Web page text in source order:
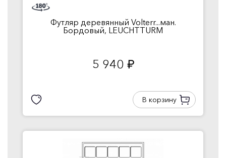
Футляр деревянный Volterr...ман.
Бордовый, LEUCHTTURM
5 940 руб.
В корзину